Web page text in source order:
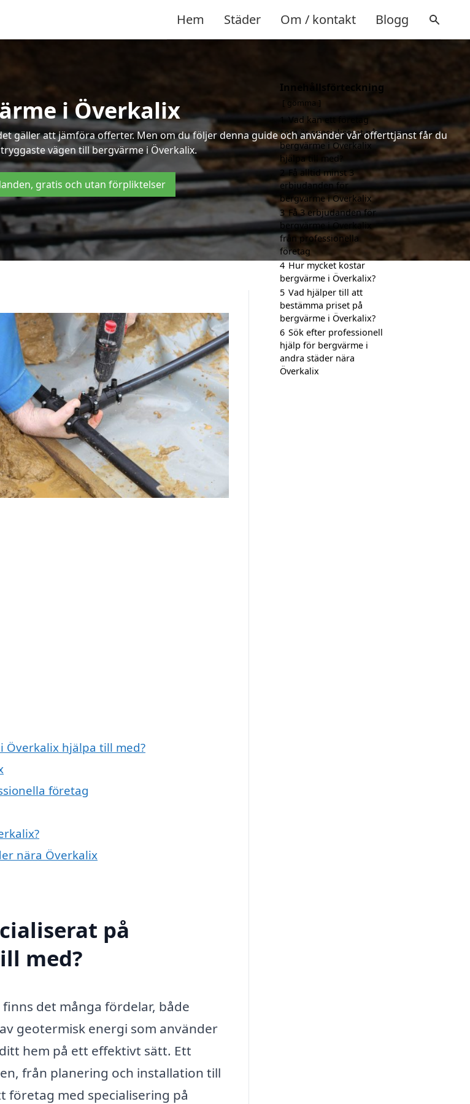
Hem Städer Om / kontakt Blogg
i Överkalix
gäller att jämföra offerter. Men om du följer denna guide och använder vår offerttjänst får du
vägen till bergvärme i Överkalix.
gratis och utan förpliktelser
Överkalix hjälpa till med?
företag
nära Överkalix
på
med?
det många fördelar, både
geotermisk energi som använder
hem på ett effektivt sätt. Ett
från planering och installation till
företag med specialisering på
Innehållsförteckning
gömma
1 Vad kan ett företag
som är specialiserat på
bergvärme i Överkalix
hjälpa till med?
2 Få alltid minst 3
erbjudanden för
bergvärme i Överkalix
3 Få 3 erbjudanden för
bergvärme i Överkalix
från professionella
företag
4 Hur mycket kostar
bergvärme i Överkalix?
5 Vad hjälper till att
bestämma priset på
bergvärme i Överkalix?
6 Sök efter professionell
hjälp för bergvärme i
andra städer nära
Överkalix